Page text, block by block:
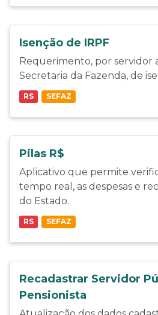
Isenção de IRPF
Requerimento, por servidor
Secretaria da Fazenda, de
RS SEFAZ
Pilas R$
Aplicativo que permite
tempo real, as despesas e
do Estado.
RS SEFAZ
Recadastrar Servidor
Pensionista